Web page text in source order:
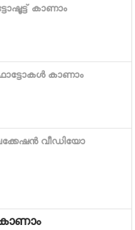
കാണാം
കാണാം
വീഡിയോ